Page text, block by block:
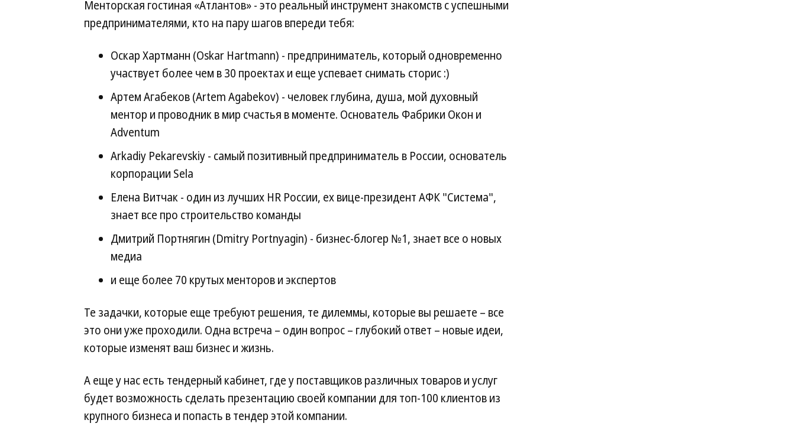
Менторская гостиная «Атлантов» - это реальный инструмент знакомств с успешными
предпринимателями, кто на пару шагов впереди тебя:
Оскар Хартманн (Oskar Hartmann) - предприниматель, который одновременно
участвует более чем в 30 проектах и еще успевает снимать сторис :)
Артем Агабеков (Artem Agabekov) - человек глубина, душа, мой духовный
ментор и проводник в мир счастья в моменте. Основатель Фабрики Окон и
Adventum
Arkadiy Pekarevskiy - самый позитивный предприниматель в России, основатель
корпорации Sela
Елена Витчак - один из лучших HR России, ex вице-президент АФК "Система",
знает все про строительство команды
Дмитрий Портнягин (Dmitry Portnyagin) - бизнес-блогер №1, знает все о новых
медиа
и еще более 70 крутых менторов и экспертов
Те задачки, которые еще требуют решения, те дилеммы, которые вы решаете – все
это они уже проходили. Одна встреча – один вопрос – глубокий ответ – новые идеи,
которые изменят ваш бизнес и жизнь.
А еще у нас есть тендерный кабинет, где у поставщиков различных товаров и услуг
будет возможность сделать презентацию своей компании для топ-100 клиентов из
крупного бизнеса и попасть в тендер этой компании.